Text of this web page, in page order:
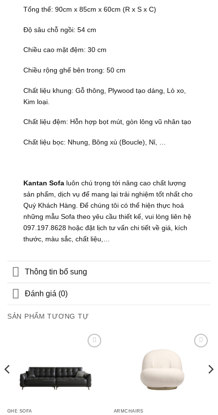
Tổng thể: 90cm x 85cm x 60cm (R x S x C)
Độ sâu chỗ ngồi: 54 cm
Chiều cao mặt đệm: 30 cm
Chiều rộng ghế bên trong: 50 cm
Chất liệu khung: Gỗ thông, Plywood tạo dáng, Lò xo,
Kim loại.
Chất liệu đệm: Hỗn hợp bọt mút, gòn lông vũ nhân tạo
Chất liệu bọc: Nhung, Bông xù (Boucle), Nỉ, …
Kantan Sofa luôn chú trọng tới nâng cao chất lượng
sản phẩm, dịch vụ để mang lại trải nghiệm tốt nhất cho
Quý Khách Hàng. Để chúng tôi có thể hiện thực hoá
những mẫu Sofa theo yêu cầu thiết kế, vui lòng liên hệ
097.197.8628 hoặc đặt lịch tư vấn chi tiết về giá, kích
thước, màu sắc, chất liệu,…
Thông tin bổ sung
Đánh giá (0)
SẢN PHẨM TƯƠNG TỰ
GHẾ SOFA ARMCHAIRS